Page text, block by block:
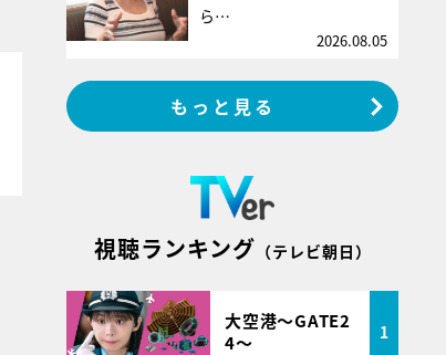
ら…
2026.08.05
もっと見る
視聴ランキング （テレビ朝日）
大空港～GATE2
4～
1